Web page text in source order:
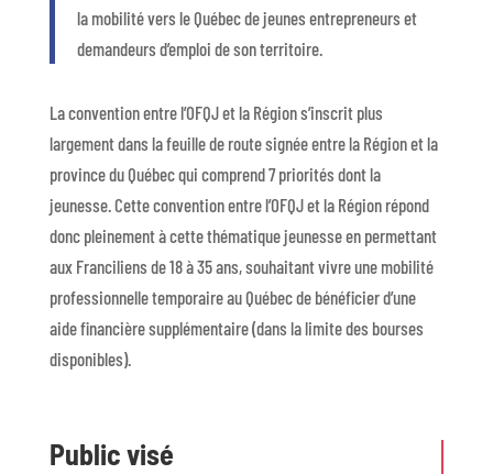
la mobilité vers le Québec de jeunes entrepreneurs et
demandeurs d’emploi de son territoire.
La convention entre l’OFQJ et la Région s’inscrit plus
largement dans la feuille de route signée entre la Région et la
province du Québec qui comprend 7 priorités dont la
jeunesse. Cette convention entre l’OFQJ et la Région répond
donc pleinement à cette thématique jeunesse en permettant
aux Franciliens de 18 à 35 ans, souhaitant vivre une mobilité
professionnelle temporaire au Québec de bénéficier d’une
aide financière supplémentaire (dans la limite des bourses
disponibles).
Public visé